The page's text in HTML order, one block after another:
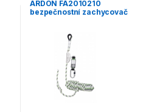
ARDON FA2010210
bezpečnostní zachycovač